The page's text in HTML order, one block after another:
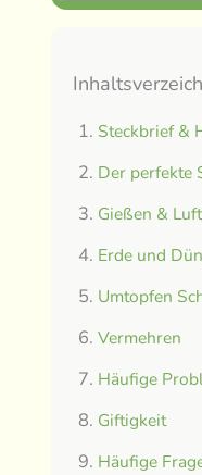
Steckbrief &
Der perfekte
Gießen &
Erde und
Umtopfen
Vermehren
Häufige
Giftigkeit
Häufige